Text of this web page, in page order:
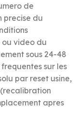
de
precise du
ou video du
sous 24-48
sur les
par reset usine,
apres